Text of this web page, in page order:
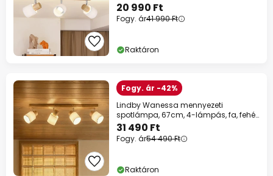
E14
20 990 Ft
Fogy. ár41 990 Ft
Raktáron
Fogy. ár -42%
Lindby Wanessa mennyezeti
spotlámpa, 67cm, 4-lámpás, fa, fehér,
E14
31 490 Ft
Fogy. ár54 490 Ft
Raktáron